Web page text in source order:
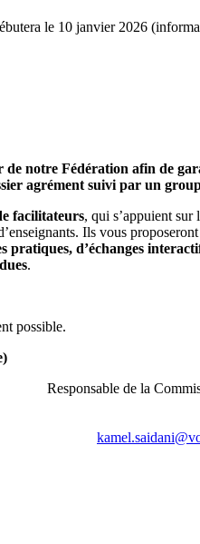
le 10 janvier 2026
de notre Fédération afin de
agrément suivi par un
facilitateurs, qui s’appuient sur
Ils vous
pratiques, d’échanges
.
possible.
Responsable de la